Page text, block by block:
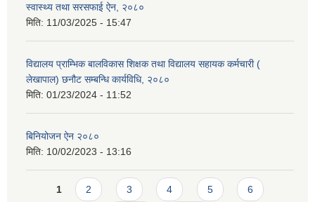
स्वास्थ्य तथा सरसफाई ऐन, २०८०
मिति: 11/03/2025 - 15:47
विद्यालय प्राम्भिक बालविकास शिक्षक तथा विद्यालय सहायक कर्मचारी (
लेखापाल) छनौट सम्बन्धि कार्यविधि, २०८०
मिति: 01/23/2024 - 11:52
बिनियोजन ऐन २०८०
मिति: 10/02/2023 - 13:16
Pages
1 2 3 4 5 6